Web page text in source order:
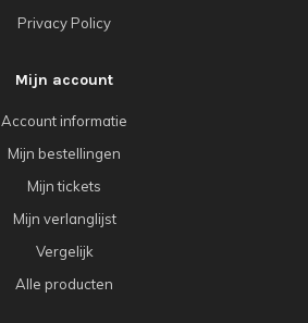
Privacy Policy
Mijn account
Account informatie
Mijn bestellingen
Mijn tickets
Mijn verlanglijst
Vergelijk
Alle producten